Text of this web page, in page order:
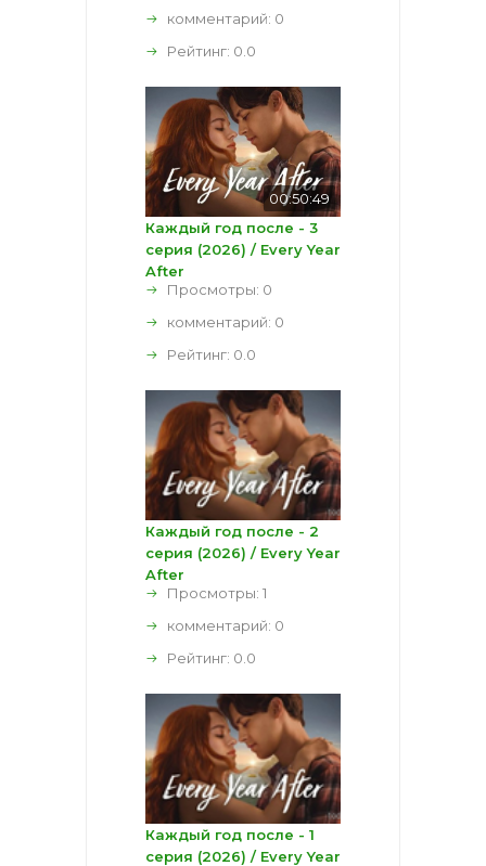
комментарий: 0
Рейтинг: 0.0
00:50:49
Каждый год после - 3
серия (2026) / Every Year
After
Просмотры: 0
комментарий: 0
Рейтинг: 0.0
Каждый год после - 2
серия (2026) / Every Year
After
Просмотры: 1
комментарий: 0
Рейтинг: 0.0
Каждый год после - 1
серия (2026) / Every Year